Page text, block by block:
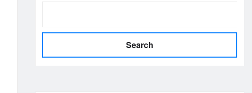
Search